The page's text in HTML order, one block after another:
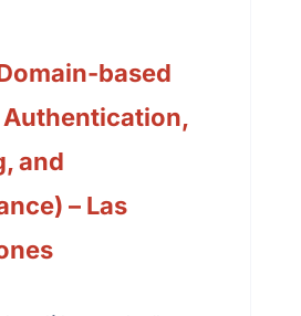
based
Authentication,
and
– Las